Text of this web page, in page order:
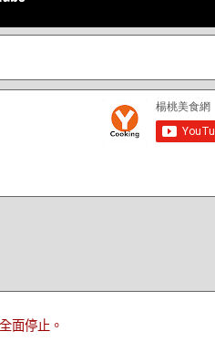
面停止。